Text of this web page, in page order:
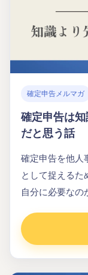
確定申告メルマガ
確定申告は
だと思う話
確定申告を他人
として捉えるた
自分に必要なの